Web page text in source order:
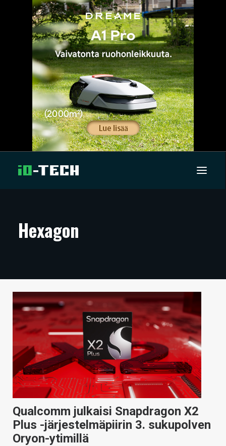
ARTIKKELIT
TECHBBS
TIETOA
HINTA.FI
KAUPPA
VAIHDA TEEMA
HAKU
Hexagon
Qualcomm julkaisi Snapdragon X2
Plus -järjestelmäpiirin 3. sukupolven
Oryon-ytimillä